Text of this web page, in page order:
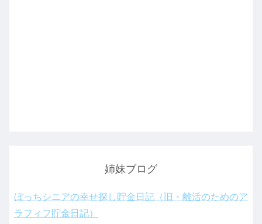
姉妹ブログ
ぼっちシニアの幸せ探し貯金日記（旧・離活のためのア
ラフィフ貯金日記）